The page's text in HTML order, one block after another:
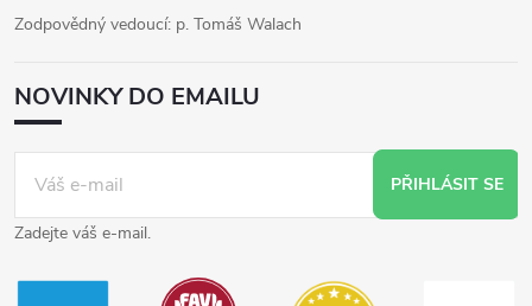
Zodpovědný vedoucí: p. Tomáš Walach
NOVINKY DO EMAILU
PŘIHLÁSIT SE
Zadejte váš e-mail.